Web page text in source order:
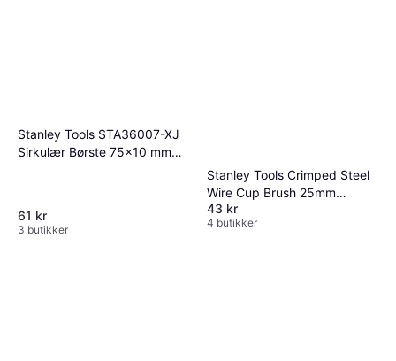
Stanley Tools STA36007-XJ
Sirkulær Børste 75x10 mm
61 kr
3 butikker
Stanley Tools Crimped Steel
Wire Cup Brush 25mm
STA36025-XJ Stålbørste
43 kr
4 butikker